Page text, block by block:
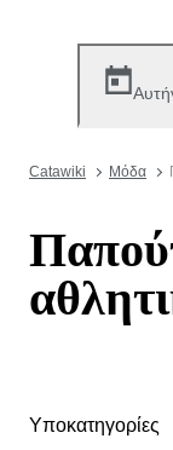
Catawiki Μόδα
Υποκατηγορίες